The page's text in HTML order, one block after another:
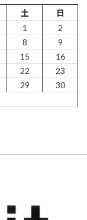
土
日
1
2
8
9
15
16
22
23
29
30